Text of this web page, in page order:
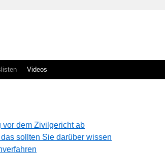
Videos
vor dem Zivilgericht ab
sollten Sie darüber wissen